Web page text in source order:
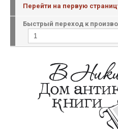
Перейти на первую
Быстрый переход к